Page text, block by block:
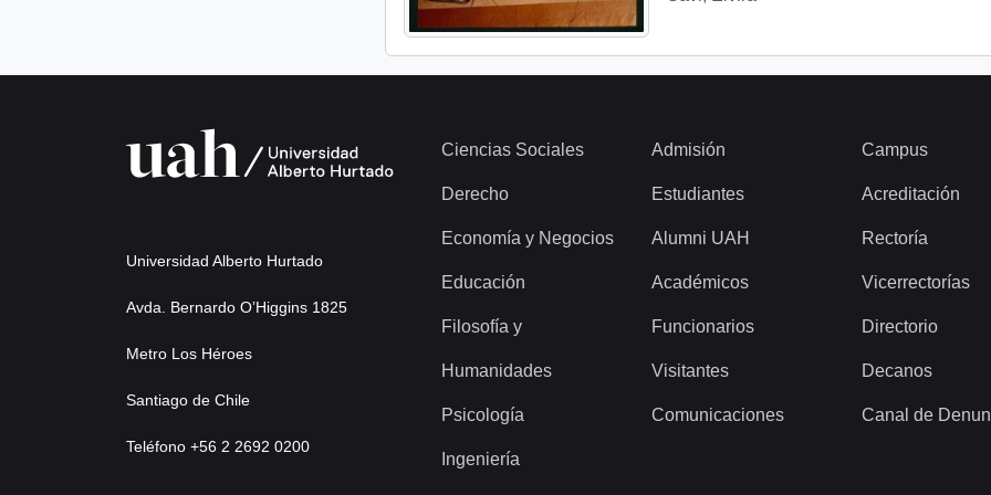
Universidad Alberto Hurtado
Avda. Bernardo O’Higgins 1825
Metro Los Héroes
Santiago de Chile
Teléfono +56 2 2692 0200
Ciencias Sociales
Derecho
Economía y Negocios
Educación
Filosofía y
Humanidades
Psicología
Ingeniería
Admisión
Estudiantes
Alumni UAH
Académicos
Funcionarios
Visitantes
Comunicaciones
Campus
Acreditación
Rectoría
Vicerrectorías
Directorio
Decanos
Canal de